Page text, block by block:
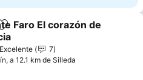
Adicionar aos favoritos
Faro El corazón de
Excelente
7
a 12.1 km de Silleda